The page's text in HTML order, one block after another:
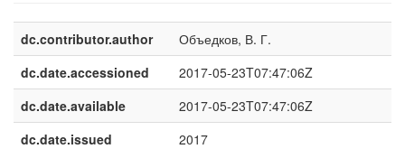
dc.contributor.author
Объедков, В. Г.
dc.date.accessioned
2017-05-23T07:47:06Z
dc.date.available
2017-05-23T07:47:06Z
dc.date.issued
2017